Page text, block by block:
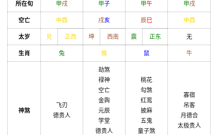
所在旬 甲戌 甲子 甲午 甲戌
空亡 申酉 戌亥 辰巳 申酉
太岁 兑 正西 坤 西南 震 正东 无
生肖 兔 猴 鼠 牛
神煞
飞刃
德贵人
劫煞
禄神
空亡
金舆
元辰
学堂
德贵人
桃花
勾煞
红鸾
披麻
五鬼
童子煞
寡宿
吊客
月德合
太极贵人